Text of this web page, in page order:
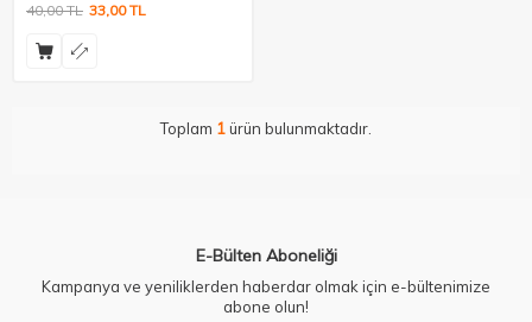
40,00TL 33,00TL
Toplam 1ürün bulunmaktadır.
E-Bülten Aboneliği
Kampanya ve yeniliklerden haberdar olmak için e-bültenimize
abone olun!